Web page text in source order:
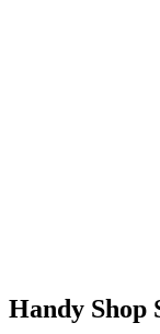
Handy Shop